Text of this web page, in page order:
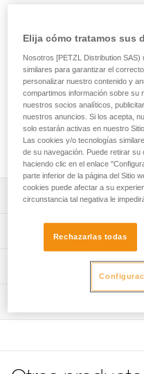
CROLL L
El torso TOP CROLL
asiento AVAO SIT, AVAO
MOUNTAIN en arneses
en accesos difíciles. Los
separados del cuello para
TOP CROLL permite, en
recogerla y repartirla en
Descripción
Transforma los arneses
FAST, FALCON y
completos de trabajos
por cuerda gracias a su
- Los tirantes separados
acolchada de tejido
Punto de enganche
• Certificaciones: CE
Información técnica
FAQ
Elija cómo tratamos sus
Nosotros [PETZL Distribution
similares para garantizar el
personalizar nuestro contenido y
compartimos información sobre su
nuestros socios analíticos,
nuestros anuncios. Si los acepta,
solo estarán activas en nuestro
Las cookies y/o tecnologías
de su navegación. Puede retirar su
haciendo clic en el enlace
parte inferior de la página del Sitio
cookies puede afectar a su
circunstancia tal negativa le
Rechazarlas todas